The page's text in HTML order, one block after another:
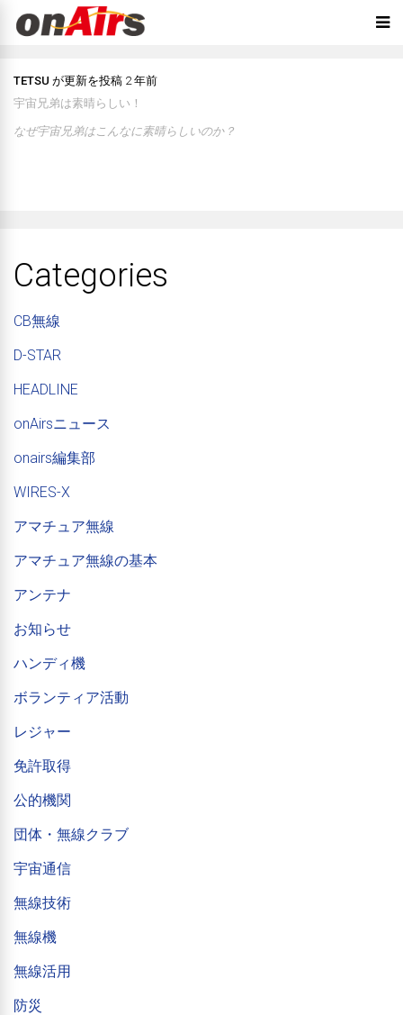
TETSU が更新を投稿 2 年前
宇宙兄弟は素晴らしい！
なぜ宇宙兄弟はこんなに素晴らしいのか？
Categories
CB無線
D-STAR
HEADLINE
onAirsニュース
onairs編集部
WIRES-X
アマチュア無線
アマチュア無線の基本
アンテナ
お知らせ
ハンディ機
ボランティア活動
レジャー
免許取得
公的機関
団体・無線クラブ
宇宙通信
無線技術
無線機
無線活用
防災